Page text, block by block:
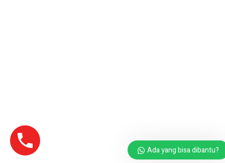
Ada yang bisa dibantu?